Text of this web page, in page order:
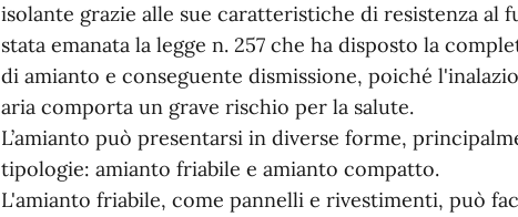
isolante grazie alle sue caratteristiche di resistenza al
stata emanata la legge n. 257 che ha disposto la
di amianto e conseguente dismissione, poiché
aria comporta un grave rischio per la salute.
L’amianto può presentarsi in diverse forme,
tipologie: amianto friabile e amianto compatto.
L'amianto friabile, come pannelli e rivestimenti, può